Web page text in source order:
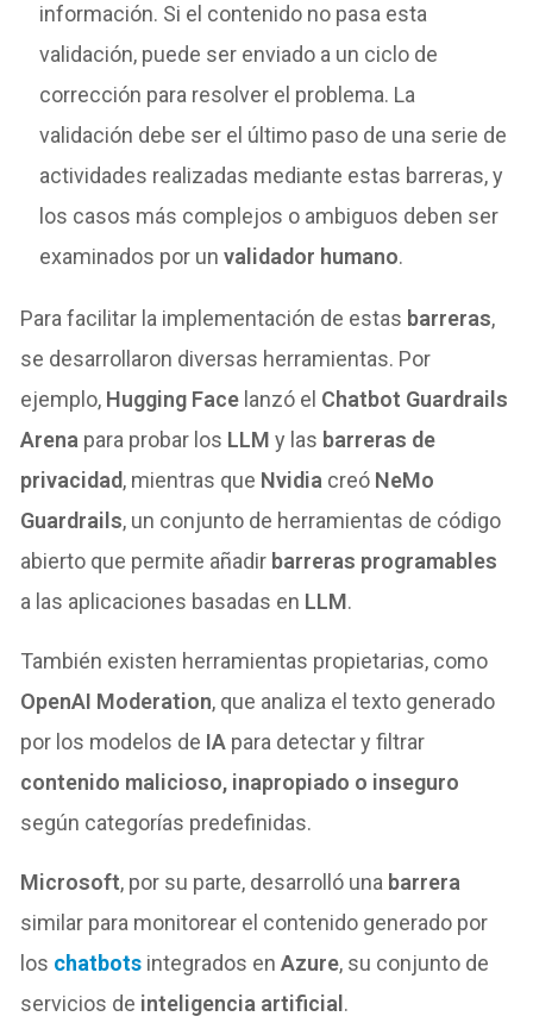
información. Si el contenido no pasa esta
validación, puede ser enviado a un ciclo de
corrección para resolver el problema. La
validación debe ser el último paso de una serie de
actividades realizadas mediante estas barreras, y
los casos más complejos o ambiguos deben ser
examinados por unvalidador humano.
Para facilitar la implementación de estas barreras,
se desarrollaron diversas herramientas. Por
ejemplo, Hugging Face lanzó el Chatbot Guardrails
Arena para probar los LLM y las barreras de
privacidad, mientras que Nvidia creó NeMo
Guardrails, un conjunto de herramientas de código
abierto que permite añadir barreras programables
a las aplicaciones basadas en LLM.
También existen herramientas propietarias, como
OpenAI Moderation, que analiza el texto generado
por los modelos de IA para detectar y filtrar
contenido malicioso, inapropiado o inseguro
según categorías predefinidas.
Microsoft, por su parte, desarrolló una barrera
similar para monitorear el contenido generado por
los chatbots integrados enAzure, su conjunto de
servicios de inteligencia artificial .